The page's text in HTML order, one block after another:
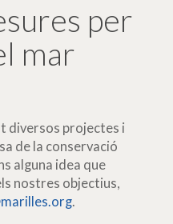
per
mar
diversos projectes i
de la conservació
alguna idea que
nostres objectius,
.